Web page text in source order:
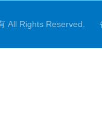
All Rights Reserved.